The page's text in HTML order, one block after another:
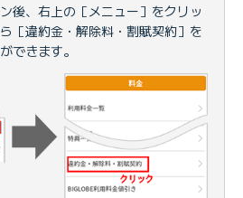
後、右上の［メニュー］をクリッ
［違約金・解除料・割賦契約］を
できます。